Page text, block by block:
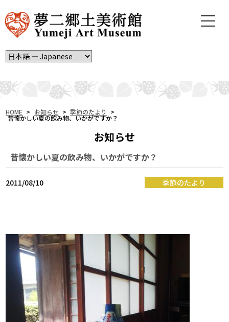
t
n
HOME > お知らせ > 季節のたより >
昔懐かしい夏の飲み物、いかがですか？
お知らせ
昔懐かしい夏の飲み物、いかがですか？
2011/08/10 季節のたより